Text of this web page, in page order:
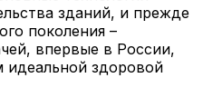
зданий, и прежде
поколения –
впервые в России,
идеальной здоровой